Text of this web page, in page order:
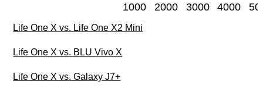
1000 2000 3000 4000
Life One X vs. Life One X2 Mini
Life One X vs. BLU Vivo X
Life One X vs. Galaxy J7+